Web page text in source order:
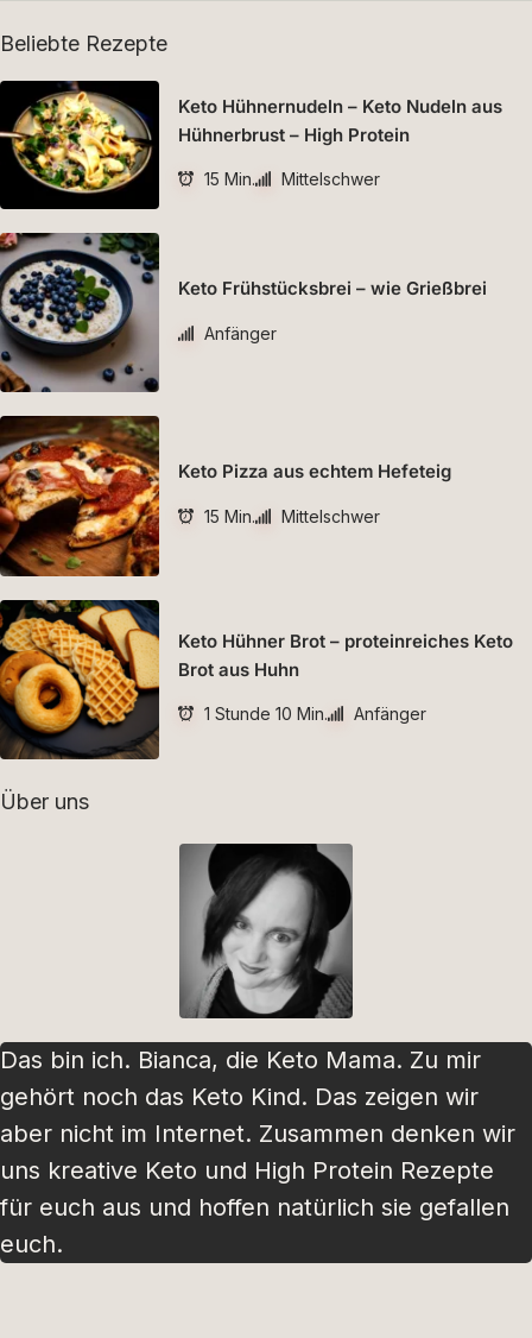
Beliebte Rezepte
Keto Hühnernudeln – Keto Nudeln aus
Hühnerbrust – High Protein
15 Min. Mittelschwer
Keto Frühstücksbrei – wie Grießbrei
Anfänger
Keto Pizza aus echtem Hefeteig
15 Min. Mittelschwer
Keto Hühner Brot – proteinreiches Keto
Brot aus Huhn
1 Stunde 10 Min. Anfänger
Über uns
Das bin ich. Bianca, die Keto Mama. Zu mir
gehört noch das Keto Kind. Das zeigen wir
aber nicht im Internet. Zusammen denken wir
uns kreative Keto und High Protein Rezepte
für euch aus und hoffen natürlich sie gefallen
euch.